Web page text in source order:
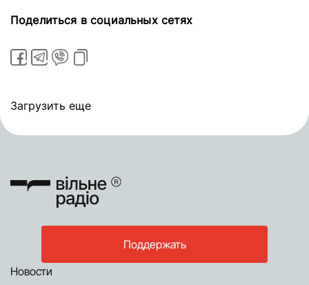
Поделиться в социальных сетях
Загрузить еще
Поддержать
Новости